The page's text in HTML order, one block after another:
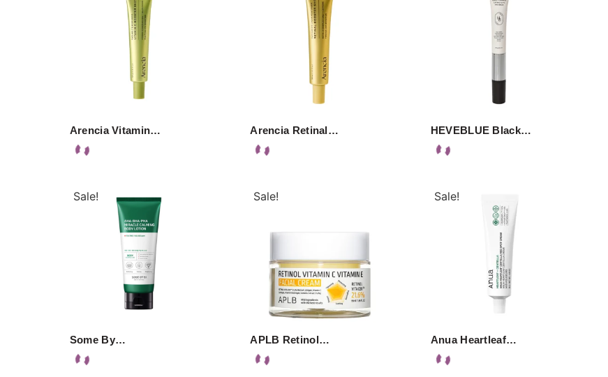
Arencia Vitamin… Arencia Retinal… HEVEBLUE Black…
Sale!
Some By…
Sale!
APLB Retinol…
Sale!
Anua Heartleaf…